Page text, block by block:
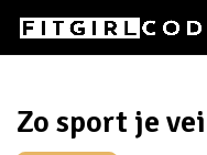
Zo sport je